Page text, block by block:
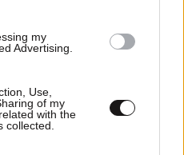
my
Advertising.
Use,
of my
with the
collected.
καλό παλικάρι 🌈🌈🌈